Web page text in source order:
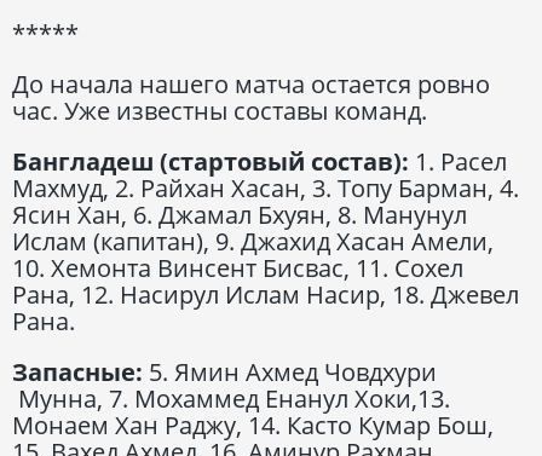
*****
До начала нашего матча остается ровно
час. Уже известны составы команд.
Бангладеш (стартовый состав): 1. Расел
Махмуд, 2. Райхан Хасан, 3. Топу Барман, 4.
Ясин Хан, 6. Джамал Бхуян, 8. Манунул
Ислам (капитан), 9. Джахид Хасан Амели,
10. Хемонта Винсент Бисвас, 11. Сохел
Рана, 12. Насирул Ислам Насир, 18. Джевел
Рана.
Запасные: 5. Ямин Ахмед Човдхури
Мунна, 7. Мохаммед Енанул Хоки,13.
Монаем Хан Раджу, 14. Касто Кумар Бош,